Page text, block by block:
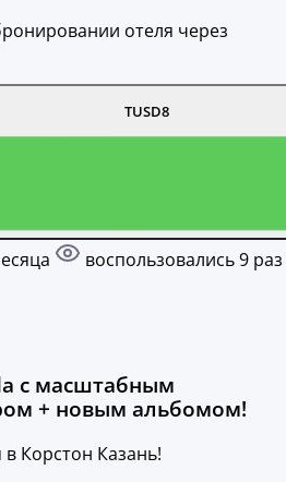
отеля через
TUSD8
воспользовались 9 раз
с масштабным
+ новым альбомом!
Корстон Казань!